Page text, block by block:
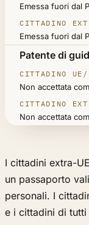
Emessa fuori dal
Emessa fuori dal
Patente di
Non accettata
Non accettata
I cittadini extra-
un passaporto
personali. I
e i cittadini di